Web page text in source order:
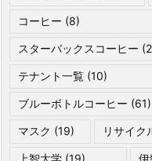
コーヒー (8)
スターバックスコーヒー
テナント一覧 (10)
ブルーボトルコーヒー (61)
マスク (19) リサイク
上智大学 (19) 伊